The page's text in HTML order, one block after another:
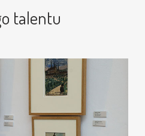
talentu